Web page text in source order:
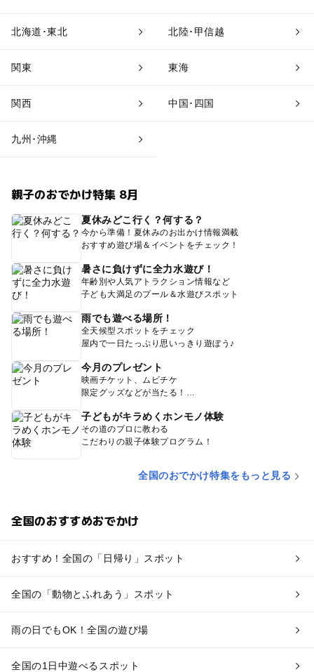
北海道･東北 北陸･甲信越
関東 東海
関西 中国･四国
九州･沖縄
親子のおでかけ特集 8月
夏休みどこ行く？何する？
今から準備！夏休みのお出かけ情報満載
おすすめ遊び場＆イベントをチェック！
暑さに負けずに全力水遊び！
年齢別や人気アトラクション情報など
子ども大満足のプール＆水遊びスポット
雨でも遊べる場所！
全天候型スポットをチェック
屋内で一日たっぷり思いっきり遊ぼう♪
今月のプレゼント
映画チケット、ムビチケ
限定グッズなどが当たる！
子どもがキラめくホンモノ体験
その道のプロに教わる
こだわりの親子体験プログラム！
全国のおでかけ特集をもっと見る
全国のおすすめおでかけ
おすすめ！全国の「日帰り」スポット
全国の「動物とふれあう」スポット
雨の日でもOK！全国の遊び場
全国の1日中遊べるスポット